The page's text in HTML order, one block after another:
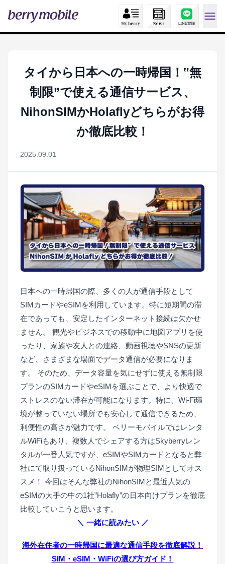
タイから日本への一時帰国！‟無
制限”で使える通信サービス、
NihonSIMかHolaflyどちらがお得
か徹底比較！
2025.09.01
日本への一時帰国の際、多くの人が通信手段として
SIMカードやeSIMを利用しています。特に短期間の滞
在であっても、安定したインターネット接続は欠かせ
ません。
観光やビジネスでの移動中に地図アプリを使
ったり、家族や友人との連絡、動画視聴やSNSの更新
など、さまざまな場面でデータ通信が必要になりま
す。
そのため、データ容量を気にせずに使える無制限
プランのSIMカードやeSIMを選ぶことで、より快適で
ストレスのない滞在が可能になります。特に、Wi-Fi環
境が整っていない場所でも安心して通信できるため、
利便性の高さが魅力です。
ベリーモバイルではレンタ
ルWiFiもあり、複数人でシェアする方はSkyberryレン
タルが一番人気ですが、eSIMやSIMカードとなると弊
社にて取り扱っているNihonSIMが物理SIMとしてオス
スメ！ 今回はそんな弊社のNihonSIMと最近人気の
eSIMの大手の中の1社”Holafly”の日本向けプランを徹底
比較していこうと思います。
＼ 一緒に読みたい ／
海外在住者の一時帰国に最適な通信手段を徹底解説！
SIM・eSIM・WiFiの選び方ガイド！